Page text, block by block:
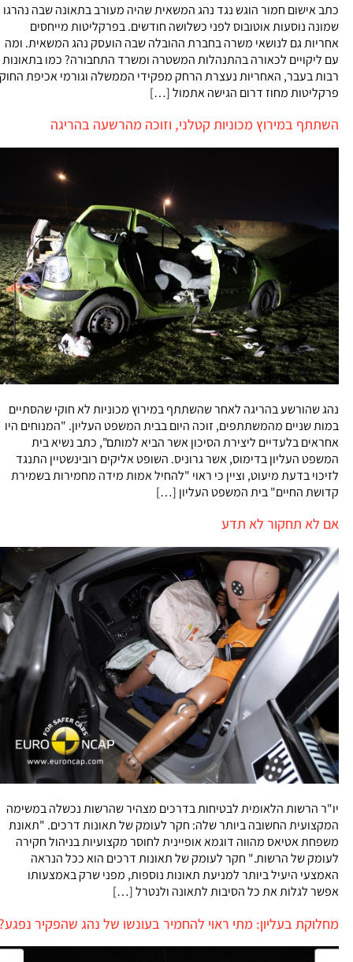
כתב אישום חמור הוגש נגד נהג המשאית שהיה מעורב בתאונה שבה נהרגו
שמונה נוסעות אוטובוס לפני כשלושה חודשים. בפרקליטות מייחסים
אחריות גם לנושאי משרה בחברת ההובלה שבה הועסק נהג המשאית. ומה
עם ליקויים לכאורה בהתנהלות המשטרה ומשרד התחבורה? כמו בתאונות
רבות בעבר, האחריות נעצרת הרחק מפקידי הממשלה וגורמי אכיפת החוק
פרקליטות מחוז דרום הגישה אתמול […]
השתתף במירוץ מכוניות קטלני, וזוכה מהרשעה בהריגה
נהג שהורשע בהריגה לאחר שהשתתף במירוץ מכוניות לא חוקי שהסתיים
במות שניים מהמשתתפים, זוכה היום בבית המשפט העליון. "המנוחים היו
אחראים בלעדיים ליצירת הסיכון אשר הביא למותם", כתב נשיא בית
המשפט העליון בדימוס, אשר גרוניס. השופט אליקים רובינשטיין התנגד
לזיכוי בדעת מיעוט, וציין כי ראוי "להחיל אמות מידה מחמירות בשמירת
קדושת החיים" בית המשפט העליון […]
אם לא תחקור לא תדע
יו"ר הרשות הלאומית לבטיחות בדרכים מצהיר שהרשות נכשלה במשימה
המקצועית החשובה ביותר שלה: חקר לעומק של תאונות דרכים. "תאונת
משפחת אטיאס מהווה דוגמא אופיינית לחוסר מקצועיות בניהול חקירה
לעומק של הרשות." חקר לעומק של תאונות דרכים הוא ככל הנראה
האמצעי היעיל ביותר למניעת תאונות נוספות, מפני שרק באמצעותו
אפשר לגלות את כל הסיבות לתאונה ולנטרל […]
מחלוקת בעליון: מתי ראוי להחמיר בעונשו של נהג שהפקיר נפגע?